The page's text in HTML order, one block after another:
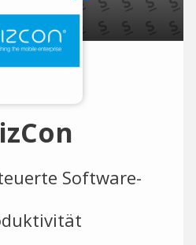
Software-